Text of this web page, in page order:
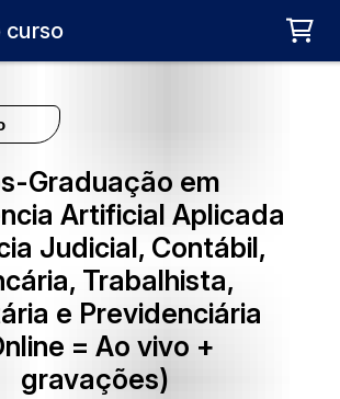
curso
Graduação em
Artificial Aplicada
Judicial, Contábil,
Trabalhista,
e Previdenciária
= Ao vivo +
gravações)